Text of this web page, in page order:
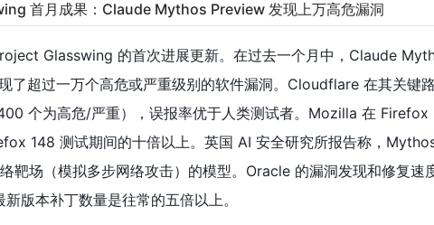
首月成果：Claude Mythos Preview 发现上万高危漏洞
Glasswing 的首次进展更新。在过去一个月中，Claude
了超过一万个高危或严重级别的软件漏洞。Cloudflare 在其关键
个为高危/严重），误报率优于人类测试者。Mozilla 在 Firefox
148 测试期间的十倍以上。英国 AI 安全研究所报告称，
靶场（模拟多步网络攻击）的模型。Oracle 的漏洞发现和修复速
版本补丁数量是往常的五倍以上。